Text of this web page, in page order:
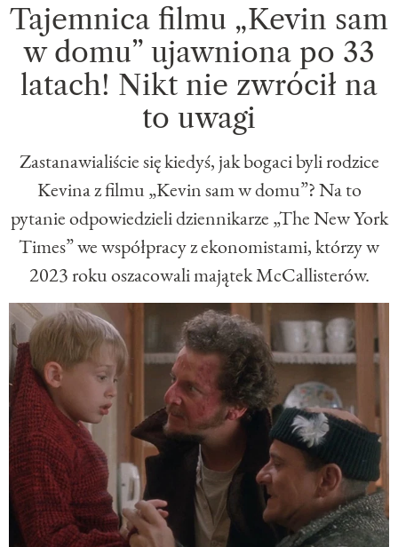
Tajemnica filmu „Kevin sam
w domu” ujawniona po 33
latach! Nikt nie zwrócił na
to uwagi
Zastanawialiście się kiedyś, jak bogaci byli rodzice
Kevina z filmu „Kevin sam w domu”? Na to
pytanie odpowiedzieli dziennikarze „The New York
Times” we współpracy z ekonomistami, którzy w
2023 roku oszacowali majątek McCallisterów.